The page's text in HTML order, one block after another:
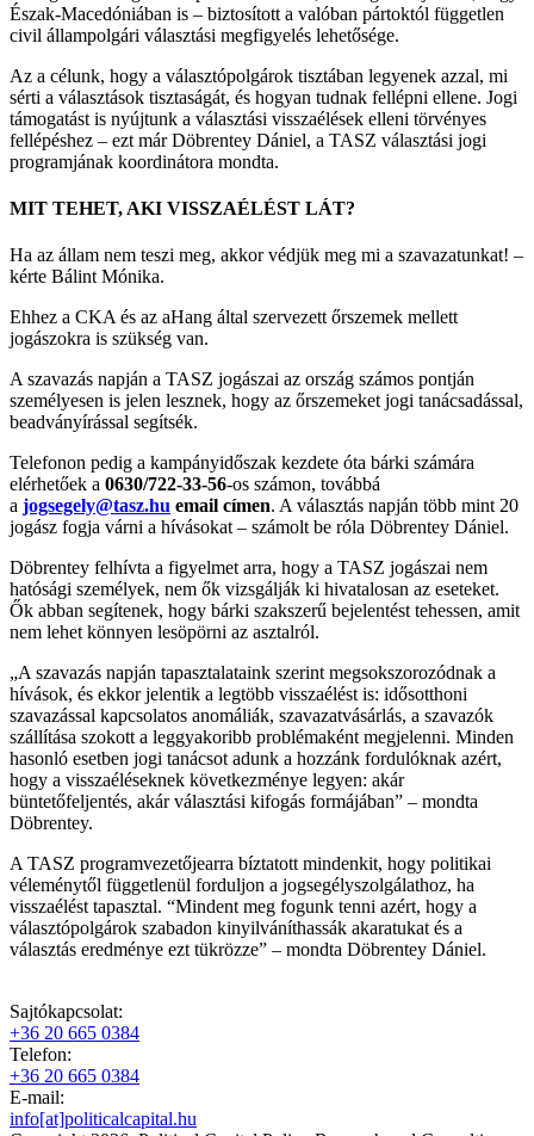
Észak-Macedóniában is – biztosított a valóban pártoktól független
civil állampolgári választási megfigyelés lehetősége.
Az a célunk, hogy a választópolgárok tisztában legyenek azzal, mi
sérti a választások tisztaságát, és hogyan tudnak fellépni ellene. Jogi
támogatást is nyújtunk a választási visszaélések elleni törvényes
fellépéshez – ezt már Döbrentey Dániel, a TASZ választási jogi
programjának koordinátora mondta.
MIT TEHET, AKI VISSZAÉLÉST LÁT?
Ha az állam nem teszi meg, akkor védjük meg mi a szavazatunkat! –
kérte Bálint Mónika.
Ehhez a CKA és az aHang által szervezett őrszemek mellett
jogászokra is szükség van.
A szavazás napján a TASZ jogászai az ország számos pontján
személyesen is jelen lesznek, hogy az őrszemeket jogi tanácsadással,
beadványírással segítsék.
Telefonon pedig a kampányidőszak kezdete óta bárki számára
elérhetőek a 0630/722-33-56-os számon, továbbá
a jogsegely@tasz.hu email címen. A választás napján több mint 20
jogász fogja várni a hívásokat – számolt be róla Döbrentey Dániel.
Döbrentey felhívta a figyelmet arra, hogy a TASZ jogászai nem
hatósági személyek, nem ők vizsgálják ki hivatalosan az eseteket.
Ők abban segítenek, hogy bárki szakszerű bejelentést tehessen, amit
nem lehet könnyen lesöpörni az asztalról.
„A szavazás napján tapasztalataink szerint megsokszorozódnak a
hívások, és ekkor jelentik a legtöbb visszaélést is: idősotthoni
szavazással kapcsolatos anomáliák, szavazatvásárlás, a szavazók
szállítása szokott a leggyakoribb problémaként megjelenni. Minden
hasonló esetben jogi tanácsot adunk a hozzánk fordulóknak azért,
hogy a visszaéléseknek következménye legyen: akár
büntetőfeljentés, akár választási kifogás formájában” – mondta
Döbrentey.
A TASZ programvezetőjearra bíztatott mindenkit, hogy politikai
véleménytől függetlenül forduljon a jogsegélyszolgálathoz, ha
visszaélést tapasztal. “Mindent meg fogunk tenni azért, hogy a
választópolgárok szabadon kinyilváníthassák akaratukat és a
választás eredménye ezt tükrözze” – mondta Döbrentey Dániel.
Sajtókapcsolat:
+36 20 665 0384
Telefon:
+36 20 665 0384
E-mail:
info[at]politicalcapital.hu